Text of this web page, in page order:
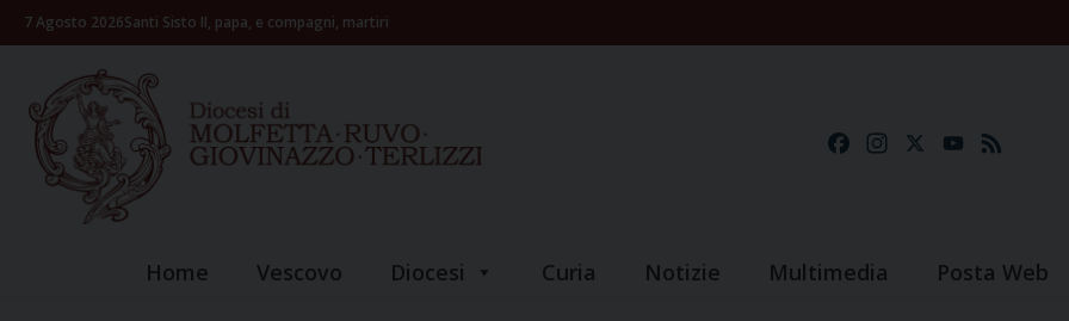
Skip7 Agosto 2026Santi Sisto II, papa, e compagni, martiri
FacebookInstagramYouTube
Home Vescovo Diocesi Curia Notizie Multimedia Posta Web